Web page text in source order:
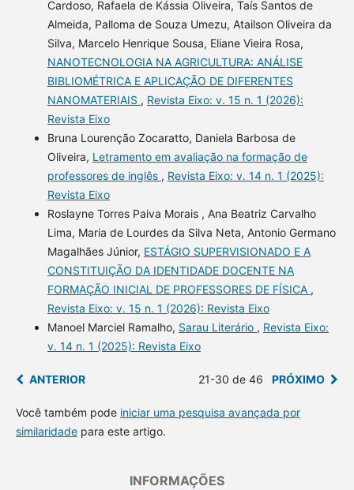
Cardoso, Rafaela de Kássia Oliveira, Taís Santos de
Almeida, Palloma de Souza Umezu, Atailson Oliveira da
Silva, Marcelo Henrique Sousa, Eliane Vieira Rosa,
NANOTECNOLOGIA NA AGRICULTURA: ANÁLISE
BIBLIOMÉTRICA E APLICAÇÃO DE DIFERENTES
NANOMATERIAIS , Revista Eixo: v. 15 n. 1 (2026):
Revista Eixo
Bruna Lourenção Zocaratto, Daniela Barbosa de
Oliveira, Letramento em avaliação na formação de
professores de inglês , Revista Eixo: v. 14 n. 1 (2025):
Revista Eixo
Roslayne Torres Paiva Morais , Ana Beatriz Carvalho
Lima, Maria de Lourdes da Silva Neta, Antonio Germano
Magalhães Júnior, ESTÁGIO SUPERVISIONADO E A
CONSTITUIÇÃO DA IDENTIDADE DOCENTE NA
FORMAÇÃO INICIAL DE PROFESSORES DE FÍSICA ,
Revista Eixo: v. 15 n. 1 (2026): Revista Eixo
Manoel Marciel Ramalho, Sarau Literário , Revista Eixo:
v. 14 n. 1 (2025): Revista Eixo
ANTERIOR 21-30 de 46 PRÓXIMO
Você também pode iniciar uma pesquisa avançada por
similaridadepara este artigo.
INFORMAÇÕES